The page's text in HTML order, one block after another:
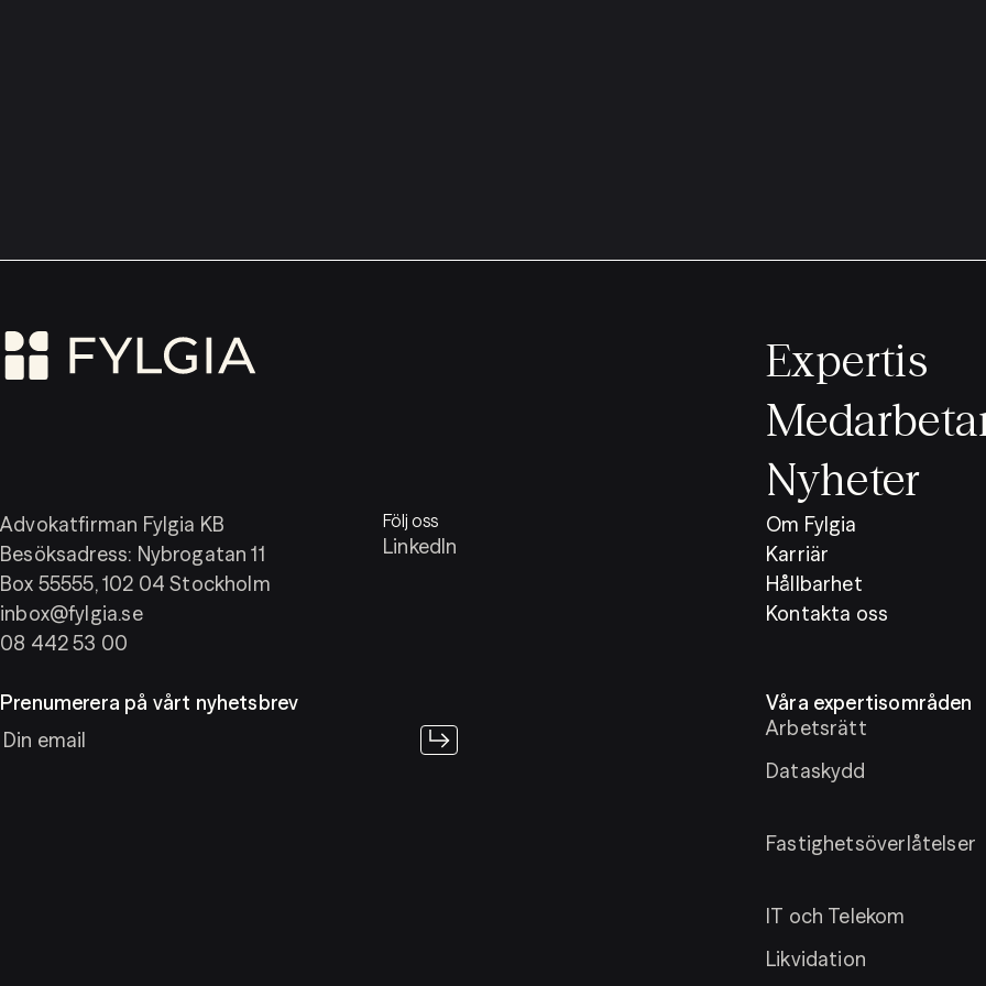
Expertis
Nyheter
Advokatfirman Fylgia KB
Besöksadress: Nybrogatan 11
Box 55555, 102 04 Stockholm
inbox@fylgia.se
08 442 53 00
Följ oss
LinkedIn
Om Fylgia
Karriär
Hållbarhet
Kontakta oss
Prenumerera på vårt nyhetsbrev
Våra expertisområden
Arbetsrätt
Dataskydd
Fastighetsöverlåtelser
IT och Telekom
Likvidation